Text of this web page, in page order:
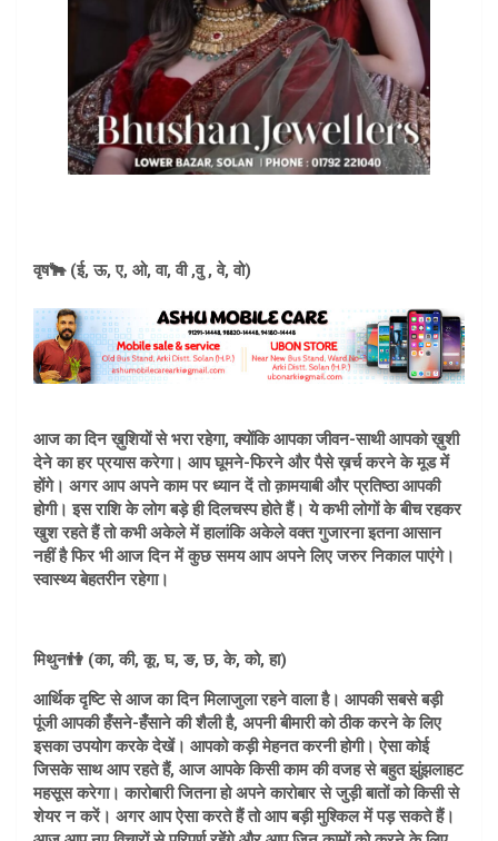
वृष🐂 (ई, ऊ, ए, ओ, वा, वी ,वु , वे, वो)
आज का दिन ख़ुशियों से भरा रहेगा, क्योंकि आपका जीवन-साथी आपको ख़ुशी
देने का हर प्रयास करेगा। आप घूमने-फिरने और पैसे ख़र्च करने के मूड में
होंगे। अगर आप अपने काम पर ध्यान दें तो क़ामयाबी और प्रतिष्ठा आपकी
होगी। इस राशि के लोग बड़े ही दिलचस्प होते हैं। ये कभी लोगों के बीच रहकर
खुश रहते हैं तो कभी अकेले में हालांकि अकेले वक्त गुजारना इतना आसान
नहीं है फिर भी आज दिन में कुछ समय आप अपने लिए जरुर निकाल पाएंगे।
स्वास्थ्य बेहतरीन रहेगा।
मिथुन👫 (का, की, कू, घ, ङ, छ, के, को, हा)
आर्थिक दृष्टि से आज का दिन मिलाजुला रहने वाला है। आपकी सबसे बड़ी
पूंजी आपकी हँसने-हँसाने की शैली है, अपनी बीमारी को ठीक करने के लिए
इसका उपयोग करके देखें। आपको कड़ी मेहनत करनी होगी। ऐसा कोई
जिसके साथ आप रहते हैं, आज आपके किसी काम की वजह से बहुत झुंझलाहट
महसूस करेगा। कारोबारी जितना हो अपने कारोबार से जुड़ी बातों को किसी से
शेयर न करें। अगर आप ऐसा करते हैं तो आप बड़ी मुश्किल में पड़ सकते हैं।